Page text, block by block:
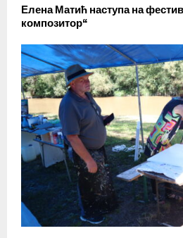
Елена Матић наступа на
композитор“